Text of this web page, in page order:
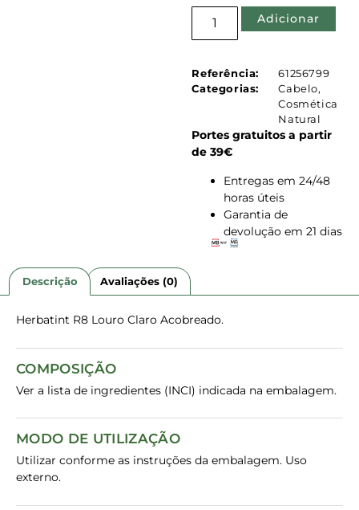
Adicionar
Referência:
61256799
Categorias:
Cabelo,
Cosmética
Natural
Portes gratuitos a partir
de 39€
Entregas em 24/48
horas úteis
Garantia de
devolução em 21 dias
Descrição Avaliações (0)
Herbatint R8 Louro Claro Acobreado.
COMPOSIÇÃO
Ver a lista de ingredientes (INCI) indicada na embalagem.
MODO DE UTILIZAÇÃO
Utilizar conforme as instruções da embalagem. Uso
externo.